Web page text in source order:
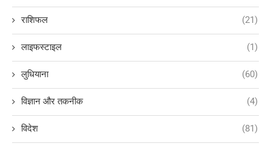
राशिफल (21)
लाइफस्टाइल (1)
लुधियाना (60)
विज्ञान और तकनीक (4)
विदेश (81)